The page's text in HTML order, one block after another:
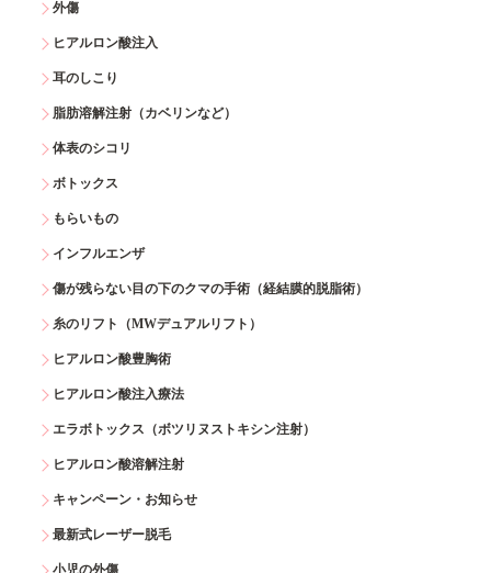
外傷
ヒアルロン酸注入
耳のしこり
脂肪溶解注射（カベリンなど）
体表のシコリ
ボトックス
もらいもの
インフルエンザ
傷が残らない目の下のクマの手術（経結膜的脱脂術）
糸のリフト（MWデュアルリフト）
ヒアルロン酸豊胸術
ヒアルロン酸注入療法
エラボトックス（ボツリヌストキシン注射）
ヒアルロン酸溶解注射
キャンペーン・お知らせ
最新式レーザー脱毛